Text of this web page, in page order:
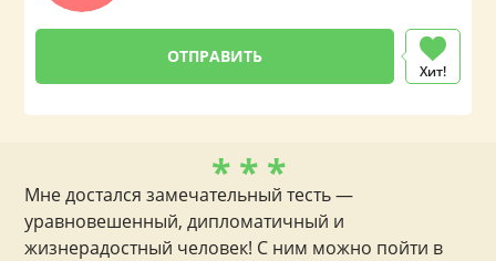
Хит!
* * *
Мне достался замечательный тесть —
уравновешенный, дипломатичный и
жизнерадостный человек! С ним можно пойти в